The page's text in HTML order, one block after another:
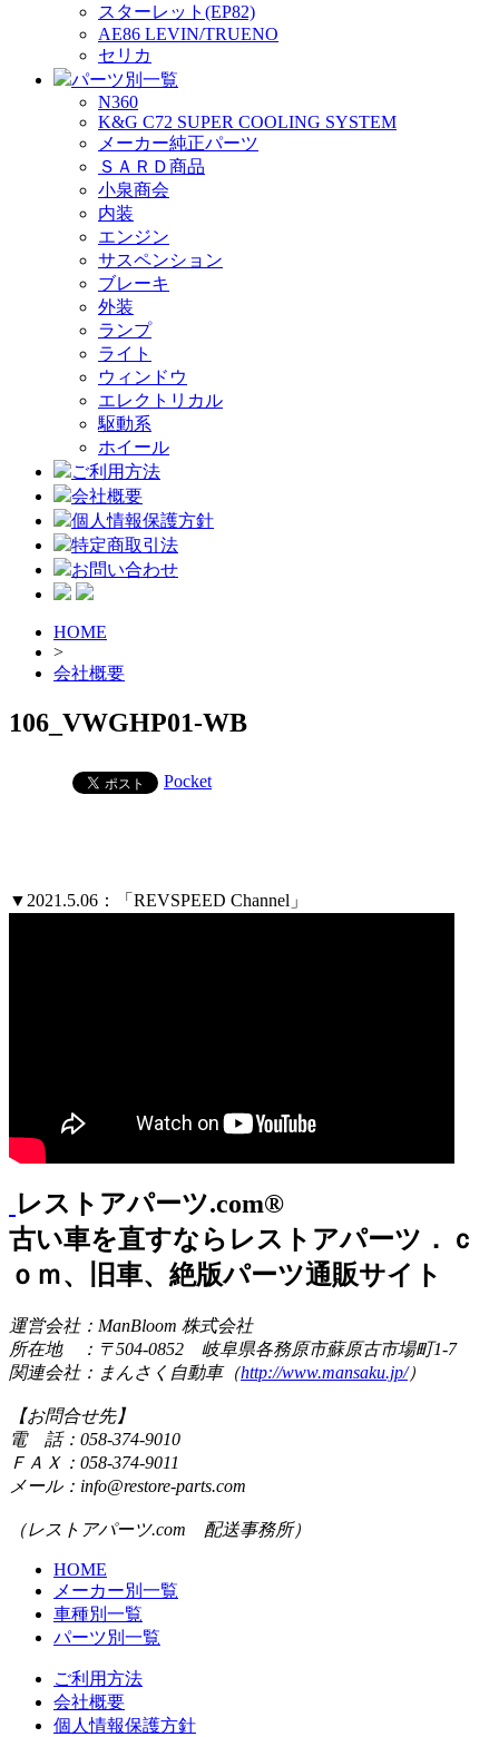
スターレット(EP82)
AE86 LEVIN/TRUENO
セリカ
パーツ別一覧
N360
K&G C72 SUPER COOLING SYSTEM
メーカー純正パーツ
ＳＡＲＤ商品
小泉商会
内装
エンジン
サスペンション
ブレーキ
外装
ランプ
ライト
ウィンドウ
エレクトリカル
駆動系
ホイール
ご利用方法
会社概要
個人情報保護方針
特定商取引法
お問い合わせ
HOME
>
会社概要
106_VWGHP01-WB
Pocket
▼2021.5.06：「REVSPEED Channel」
レストアパーツ.com®
古い車を直すならレストアパーツ．ｃ
ｏｍ、旧車、絶版パーツ通販サイト
運営会社：ManBloom 株式会社
所在地 ：〒504-0852 岐阜県各務原市蘇原古市場町1-7
関連会社：まんさく自動車（http://www.mansaku.jp/）
【お問合せ先】
電 話：058-374-9010
ＦＡＸ：058-374-9011
メール：info@restore-parts.com
（レストアパーツ.com 配送事務所）
HOME
メーカー別一覧
車種別一覧
パーツ別一覧
ご利用方法
会社概要
個人情報保護方針